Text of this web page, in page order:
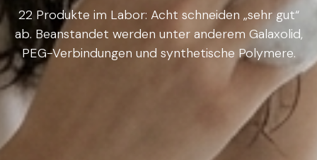
22 Produkte im Labor: Acht schneiden „sehr gut“
ab. Beanstandet werden unter anderem Galaxolid,
PEG-Verbindungen und synthetische Polymere.